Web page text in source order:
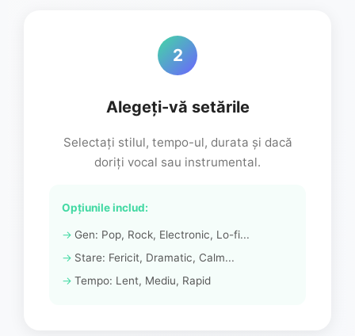
2
Alegeți-vă setările
Selectați stilul, tempo-ul, durata și dacă
doriți vocal sau instrumental.
Opțiunile includ:
Gen: Pop, Rock, Electronic, Lo-fi...
Stare: Fericit, Dramatic, Calm...
Tempo: Lent, Mediu, Rapid